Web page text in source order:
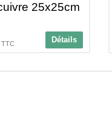
25x25cm
Détails
TTC